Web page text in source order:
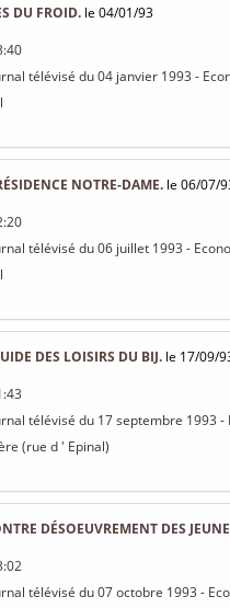
DU FROID. le 04/01/93
télévisé du 04 janvier 1993 -
NOTRE-DAME. le 06/07/
télévisé du 06 juillet 1993 -
DES LOISIRS DU BIJ. le 17/09/
télévisé du 17 septembre 1993
(rue d ' Epinal)
DÉSOEUVREMENT DES
télévisé du 07 octobre 1993 -